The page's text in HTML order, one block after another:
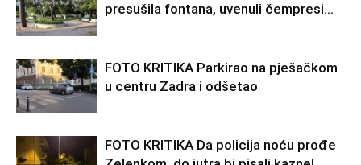
presušila fontana, uvenuli čempresi…
FOTO KRITIKA Parkirao na pješačkom
u centru Zadra i odšetao
FOTO KRITIKA Da policija noću prođe